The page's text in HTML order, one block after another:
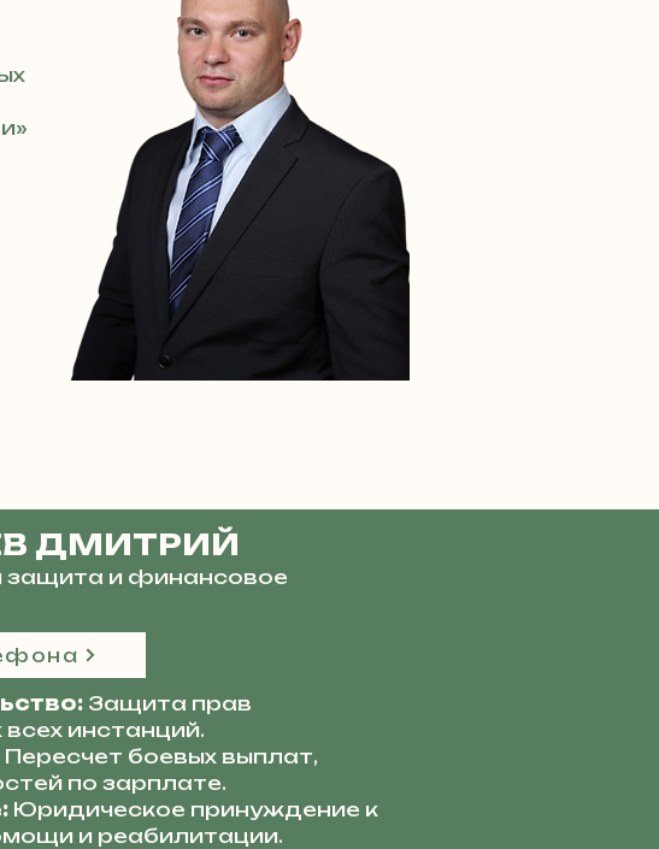
ДМИТРИЙ
защита и финансовое
Защита прав
инстанций.
Пересчет боевых выплат,
по зарплате.
Юридическое принуждение к
и реабилитации.